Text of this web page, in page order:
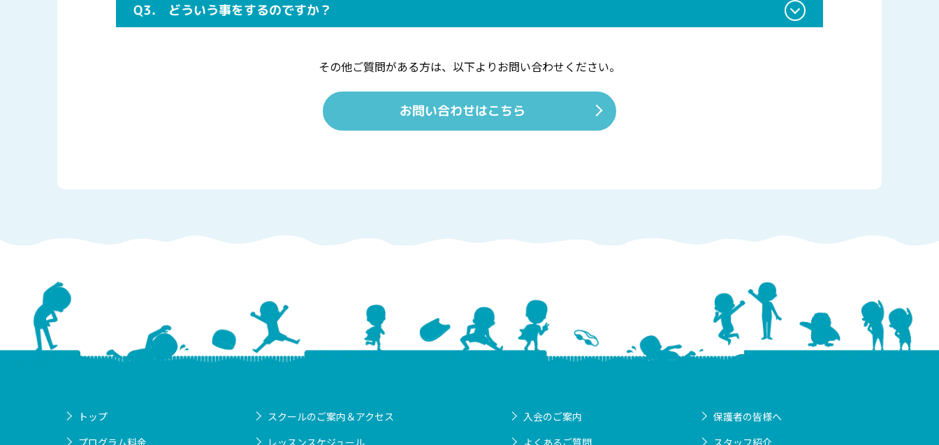
Q3. どういう事をするのですか？
その他ご質問がある方は、 以下よりお問い合わせください。
お問い合わせはこちら
トップ スクールのご案内＆アクセス 入会のご案内
保護者の皆様へ